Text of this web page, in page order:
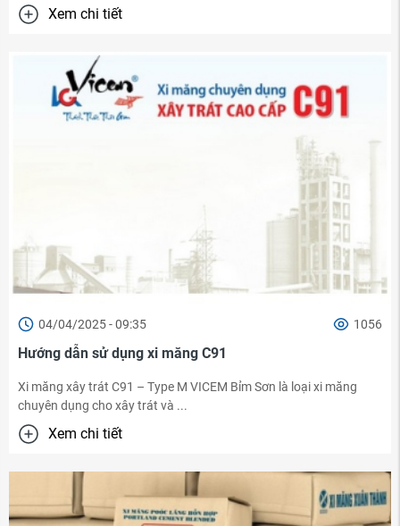
Xem chi tiết
04/04/2025 - 09:35 1056
Hướng dẫn sử dụng xi măng C91
Xi măng xây trát C91 – Type M VICEM Bỉm Sơn là loại xi măng
chuyên dụng cho xây trát và ...
Xem chi tiết